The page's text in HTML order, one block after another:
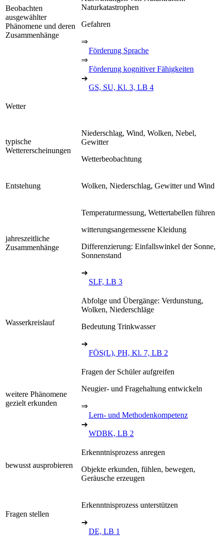
Beobachten
ausgewählter
Phänomene und deren
Zusammenhänge
Naturkatastrophen
Gefahren
⇒
Förderung Sprache
⇒
Förderung kognitiver Fähigkeiten
➔
GS, SU, Kl. 3, LB 4
Wetter
typische
Wettererscheinungen
Niederschlag, Wind, Wolken, Nebel,
Gewitter
Wetterbeobachtung
Entstehung Wolken, Niederschlag, Gewitter und Wind
jahreszeitliche
Zusammenhänge
Temperaturmessung, Wettertabellen führen
witterungsangemessene Kleidung
Differenzierung: Einfallswinkel der Sonne,
Sonnenstand
➔
SLF, LB 3
Wasserkreislauf
Abfolge und Übergänge: Verdunstung,
Wolken, Niederschläge
Bedeutung Trinkwasser
➔
FÖS(L), PH, Kl. 7, LB 2
weitere Phänomene
gezielt erkunden
Fragen der Schüler aufgreifen
Neugier- und Fragehaltung entwickeln
⇒
Lern- und Methodenkompetenz
➔
WDBK, LB 2
bewusst ausprobieren
Erkenntnisprozess anregen
Objekte erkunden, fühlen, bewegen,
Geräusche erzeugen
Fragen stellen
Erkenntnisprozess unterstützen
➔
DE, LB 1